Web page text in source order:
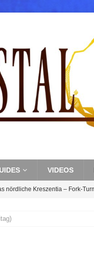
VIDEOS
nördliche Kreszentia – Fork-
nördliche Kreszentia – Fork-